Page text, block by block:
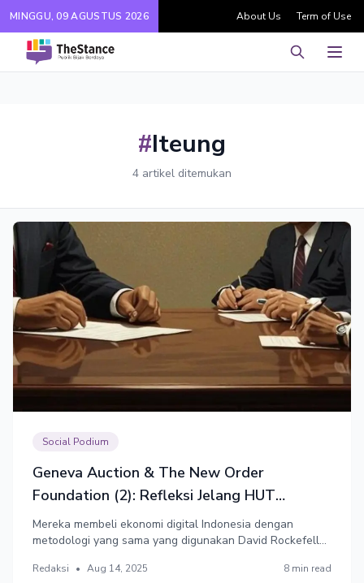
MINGGU, 09 AGUSTUS 2026 About Us Term of Use
Pencarian
#Iteung
4 artikel ditemukan
Social Podium
Geneva Auction & The New Order
Foundation (2): Refleksi Jelang HUT
Kemerdekaan RI
Mereka membeli ekonomi digital Indonesia dengan
metodologi yang sama yang digunakan David Rockefeller
berbeda, proses sama: akses pasar untuk teknologi,
Redaksi • Aug 14, 2025 8 min read